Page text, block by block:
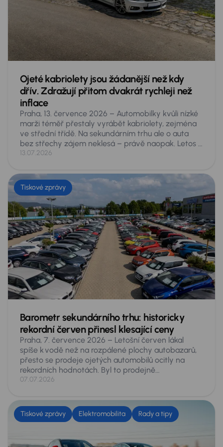
ze zásuvky prakticky výhradně na benzin, jen aby
Ojeté kabriolety jsou žádanější než kdy
dřív. Zdražují přitom dvakrát rychleji než
inflace
Praha, 13. července 2026 – Automobilky kvůli nízké
marži téměř přestaly vyrábět kabriolety, zejména
ve střední třídě. Na sekundárním trhu ale o auta
bez střechy zájem neklesá – právě naopak. Letos si
Češi na inzertních serverech za první pololetí koupili
než v roce 2021. Jejich průměrná cena přitom za tu
dobu vzrostla o 64 procent, tedy zhruba dvakrát
rychleji, než ve stejném období obecně rostly ceny.
13.07.2026
Tiskové zprávy
Barometr sekundárního trhu: historicky
rekordní červen přinesl klesající ceny
Praha, 7. července 2026 – Letošní červen lákal
spíše k vodě než na rozpálené plochy autobazarů,
přesto se prodeje ojetých automobilů ocitly na
rekordních hodnotách. Byl to prodejně
nejúspěšnější červen české historie, na inzertních
v meziročním srovnání o 11,3 % více. Vyplývá to
z údajů, získaných analytiky skupiny AURES
Holdings, provozovatele největší tuzemské sítě
07.07.2026
Tiskové zprávy Elektromobilita Rady a tipy